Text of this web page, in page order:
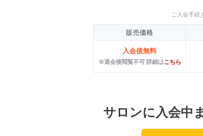
ご入会手続
販売価格
入会後無料
※退会後閲覧不可 詳細はこちら
サロンに入会中